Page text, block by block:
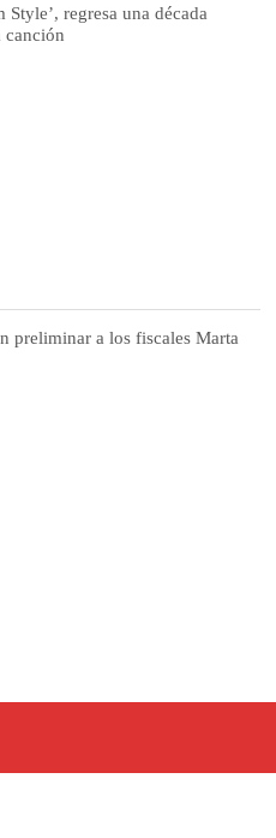
Style’, regresa una década
canción
preliminar a los fiscales Marta